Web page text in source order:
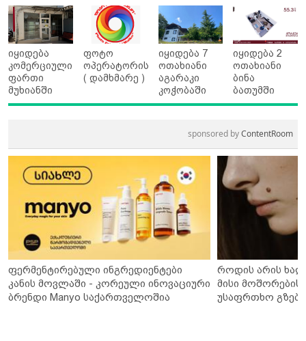
იყიდება
კომერციული
ფართი
მუხიანში
ფოტო
ოპერატორის
( დამხმარე )
იყიდება 7
ოთახიანი
აგარაკი
კოჭობაში
იყიდება 2
ოთახიანი
ბინა
ბათუმში
sponsored byContentRoom
ფერმენტირებული ინგრედიენტები
კანის მოვლაში - კორეული ინოვაციური
ბრენდი Manyo საქართველოშია
როდის არის
მისი მოშორების
უსაფრთხო გზები